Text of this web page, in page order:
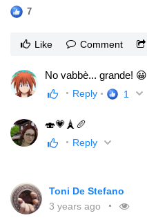
7
Like Comment
No vabbè... grande! 😀
Reply 1
🍣💗🗼🥖
Reply
Toni De Stefano
3 years ago